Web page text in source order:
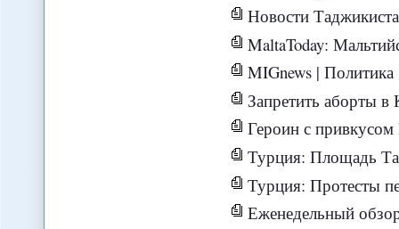
Новости Таджикистана
MaltaToday: Мальтийский суд заморозил
MIGnews |
Запретить аборты
Героин с
Турция: Площадь Таксим очищена от
Турция: Протесты
Еженедельный обзор